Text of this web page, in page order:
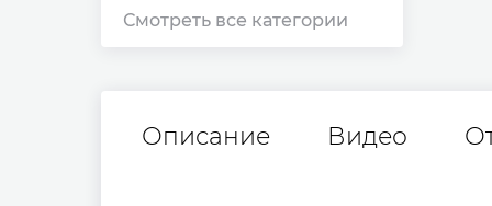
Смотреть все категории
Описание Видео